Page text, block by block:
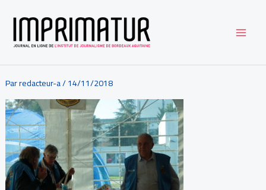
Parredacteur-a/14/11/2018